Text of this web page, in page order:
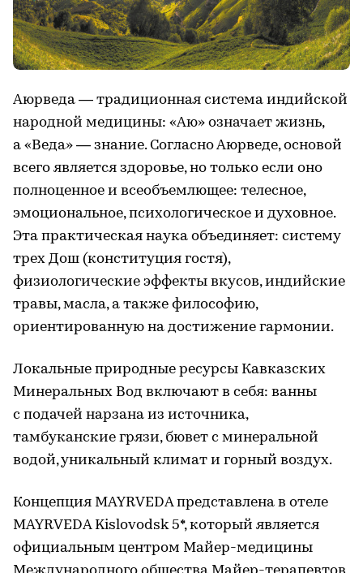
Аюрведа — традиционная система индийской
народной медицины: «Аю» означает жизнь,
а «Веда» — знание. Согласно Аюрведе, основой
всего является здоровье, но только если оно
полноценное и всеобъемлющее: телесное,
эмоциональное, психологическое и духовное.
Эта практическая наука объединяет: систему
трех Дош (конституция гостя),
физиологические эффекты вкусов, индийские
травы, масла, а также философию,
ориентированную на достижение гармонии.
Локальные природные ресурсы Кавказских
Минеральных Вод включают в себя: ванны
с подачей нарзана из источника,
тамбуканские грязи, бювет с минеральной
водой, уникальный климат и горный воздух.
Концепция MAYRVEDA представлена в отеле
MAYRVEDA Kislovodsk 5*, который является
официальным центром Майер-медицины